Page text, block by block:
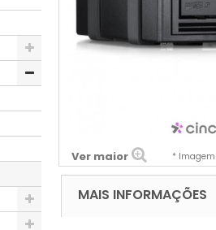
Ver maior *
MAIS INFORMAÇÕES